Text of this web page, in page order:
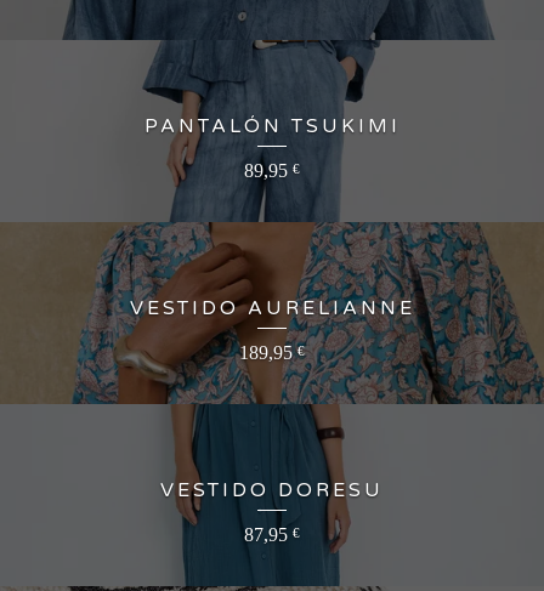
PANTALÓN TSUKIMI
89,95 €
VESTIDO AURELIANNE
189,95€
VESTIDO DORESU
87,95 €